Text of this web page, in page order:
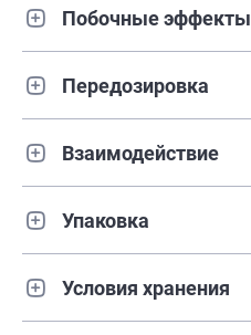
Побочные эффекты
Передозировка
Взаимодействие
Упаковка
Условия хранения